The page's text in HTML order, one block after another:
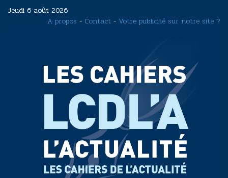
Jeudi 6 août 2026
A propos - Contact - Votre publicité sur notre site ?